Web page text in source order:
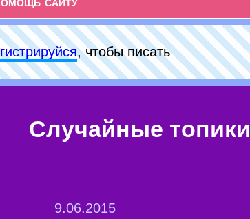
, чтобы писать
Случайные топики
9.06.2015